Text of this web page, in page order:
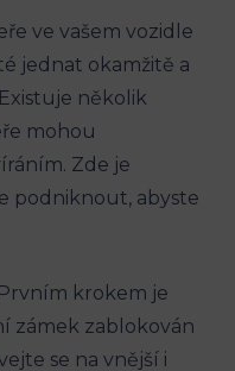
ve vašem vozidle
jednat ‌okamžitě ‍a
několik
mohou
Zde​ je
podniknout, abyste
krokem je‌
zámek zablokován
se ​na vnější i⁣